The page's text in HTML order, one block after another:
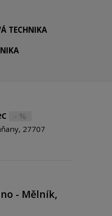
TECHNIKA
- %
27707
- Mělník,